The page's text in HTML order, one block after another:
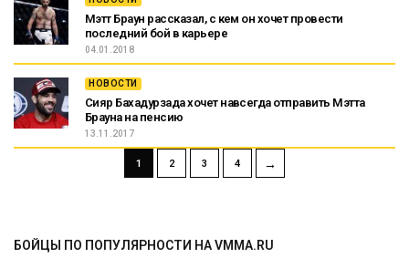
Мэтт Браун рассказал, с кем он хочет провести
последний бой в карьере
04.01.2018
НОВОСТИ
Сияр Бахадурзада хочет навсегда отправить Мэтта
Брауна на пенсию
13.11.2017
1 2 3 4 →
БОЙЦЫ ПО ПОПУЛЯРНОСТИ НА VMMA.RU